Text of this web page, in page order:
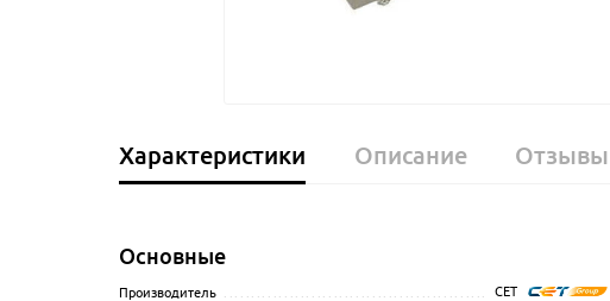
Характеристики Описание Отзывы
Основные
Производитель CET